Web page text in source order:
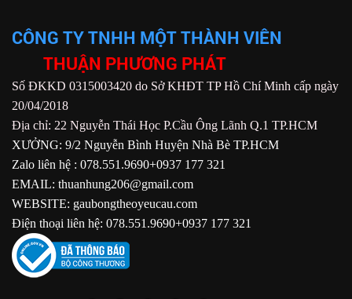
CÔNG TY TNHH MỘT THÀNH VIÊN
THUẬN PHƯƠNG PHÁT
Số ĐKKD 0315003420 do Sở KHĐT TP Hồ Chí Minh cấp ngày
20/04/2018
Địa chỉ: 22 Nguyễn Thái Học P.Cầu Ông Lãnh Q.1 TP.HCM
XƯỞNG: 9/2 Nguyễn Bình Huyện Nhà Bè TP.HCM
Zalo liên hệ : 078.551.9690+0937 177 321
EMAIL: thuanhung206@gmail.com
WEBSITE: gaubongtheoyeucau.com
Điện thoại liên hệ: 078.551.9690+0937 177 321